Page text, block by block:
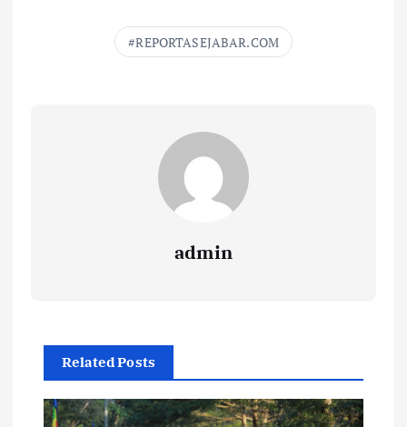
REPORTASEJABAR.COM
admin
Related Posts